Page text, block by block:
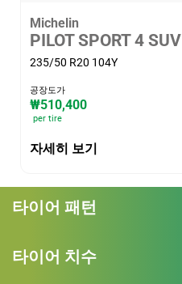
Michelin
PILOT SPORT 4 SUV
235/50 R20 104Y
공장도가
₩510,400
per tire
자세히 보기
타이어 패턴
타이어 치수